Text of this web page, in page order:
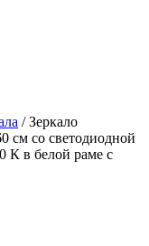
/ Зеркало
см со светодиодной
К в белой раме с